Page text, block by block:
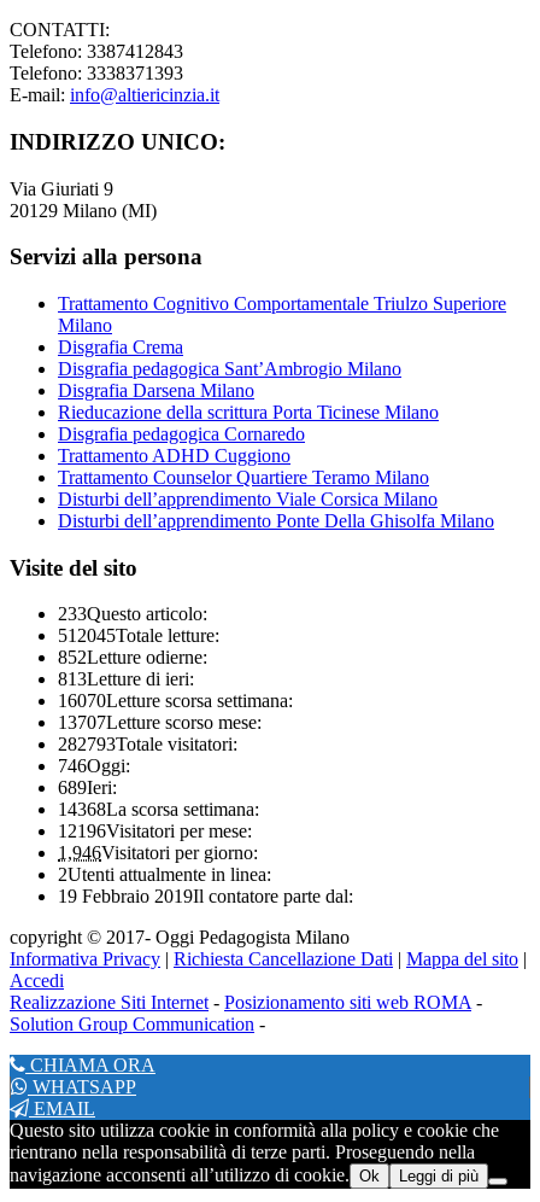
CONTATTI:
Telefono: 3387412843
Telefono: 3338371393
E-mail: info@altiericinzia.it
INDIRIZZO UNICO:
Via Giuriati 9
20129 Milano (MI)
Servizi alla persona
Trattamento Cognitivo Comportamentale Triulzo Superiore
Milano
Disgrafia Crema
Disgrafia pedagogica Sant’Ambrogio Milano
Disgrafia Darsena Milano
Rieducazione della scrittura Porta Ticinese Milano
Disgrafia pedagogica Cornaredo
Trattamento ADHD Cuggiono
Trattamento Counselor Quartiere Teramo Milano
Disturbi dell’apprendimento Viale Corsica Milano
Disturbi dell’apprendimento Ponte Della Ghisolfa Milano
Visite del sito
233Questo articolo:
512045Totale letture:
852Letture odierne:
813Letture di ieri:
16070Letture scorsa settimana:
13707Letture scorso mese:
282793Totale visitatori:
746Oggi:
689Ieri:
14368La scorsa settimana:
12196Visitatori per mese:
1,946Visitatori per giorno:
2Utenti attualmente in linea:
19 Febbraio 2019Il contatore parte dal:
copyright © 2017- Oggi Pedagogista Milano
Informativa Privacy | Richiesta Cancellazione Dati | Mappa del sito |
Accedi
Realizzazione Siti Internet- Posizionamento siti web ROMA-
Solution Group Communication -
CHIAMA ORA
WHATSAPP
EMAIL
Questo sito utilizza cookie in conformità alla policy e cookie che
rientrano nella responsabilità di terze parti. Proseguendo nella
navigazione acconsenti all’utilizzo di cookie. Ok Leggi di più